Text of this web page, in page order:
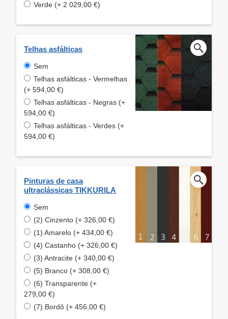
Verde (+ 2 029,00 €)
Telhas asfálticas
Sem
Telhas asfálticas - Vermelhas
(+ 594,00 €)
Telhas asfálticas - Negras (+
594,00 €)
Telhas asfálticas - Verdes (+
594,00 €)
Pinturas de casa
ultraclássicas TIKKURILA
Sem
(2) Cinzento (+ 326,00 €)
(1) Amarelo (+ 434,00 €)
(4) Castanho (+ 326,00 €)
(3) Antracite (+ 340,00 €)
(5) Branco (+ 308,00 €)
(6) Transparente (+
279,00 €)
(7) Bordô (+ 456,00 €)